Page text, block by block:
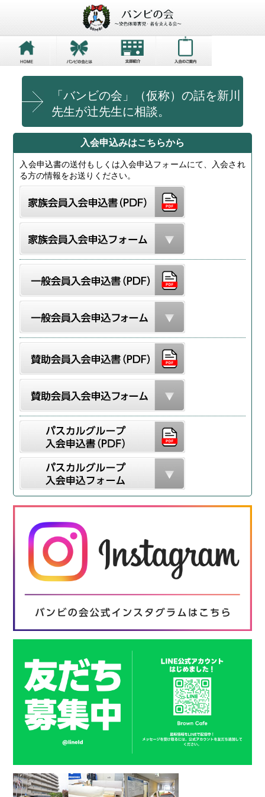
「バンビの会」（仮称）の話を新川
先生が辻先生に相談。
入会申込みはこちらから
入会申込書の送付もしくは入会申込フォームにて、入会され
る方の情報をお送りください。